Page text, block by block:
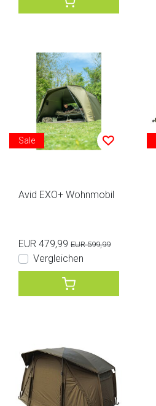
Sale
Avid EXO+ Wohnmobil
EUR 479,99 EUR 599,99
Vergleichen